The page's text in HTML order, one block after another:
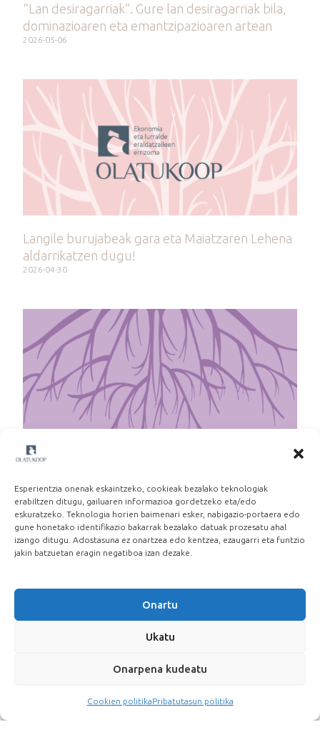
Esperientzia onenak eskaintzeko, cookieak bezalako teknologiak
erabiltzen ditugu, gailuaren informazioa gordetzeko eta/edo
eskuratzeko. Teknologia horien baimenari esker, nabigazio-portaera edo
gune honetako identifikazio bakarrak bezalako datuak prozesatu ahal
izango ditugu. Adostasuna ez onartzea edo kentzea, ezaugarri eta funtzio
jakin batzuetan eragin negatiboa izan dezake.
Onartu
Ukatu
Onarpena kudeatu
Cookien politikaPribatutasun politika
“Lan desiragarriak”. Gure lan desiragarriak bila,
dominazioaren eta emantzipazioaren artean
2026-05-06
Langile burujabeak gara eta Maiatzaren Lehena
aldarrikatzen dugu!
2026-04-30
[Olatukoop CC-BY-SA-P2P]